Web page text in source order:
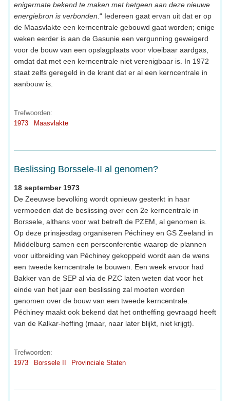
enigermate bekend te maken met hetgeen aan deze nieuwe
energiebron is verbonden .“ Iedereen gaat ervan uit dat er op
de Maasvlakte een kerncentrale gebouwd gaat worden; enige
weken eerder is aan de Gasunie een vergunning geweigerd
voor de bouw van een opslagplaats voor vloeibaar aardgas,
omdat dat met een kerncentrale niet verenigbaar is. In 1972
staat zelfs geregeld in de krant dat er al een kerncentrale in
aanbouw is.
Trefwoorden:
1973
Maasvlakte
Beslissing Borssele-II al genomen?
18 september 1973
De Zeeuwse bevolking wordt opnieuw gesterkt in haar
vermoeden dat de beslissing over een 2e kerncentrale in
Borssele, althans voor wat betreft de PZEM, al genomen is.
Op deze prinsjesdag organiseren Péchiney en GS Zeeland in
Middelburg samen een persconferentie waarop de plannen
voor uitbreiding van Péchiney gekoppeld wordt aan de wens
een tweede kerncentrale te bouwen. Een week ervoor had
Bakker van de SEP al via de PZC laten weten dat voor het
einde van het jaar een beslissing zal moeten worden
genomen over de bouw van een tweede kerncentrale.
Péchiney maakt ook bekend dat het ontheffing gevraagd heeft
van de Kalkar-heffing (maar, naar later blijkt, niet krijgt).
Trefwoorden:
1973
Borssele II Provinciale Staten